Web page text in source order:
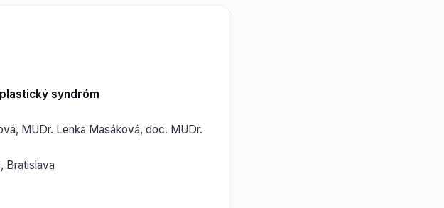
syndróm
MUDr. Lenka Masáková, doc. MUDr.
Bratislava